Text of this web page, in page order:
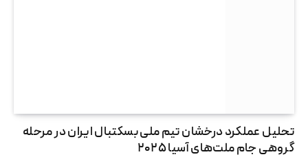
تحلیل عملکرد درخشان تیم ملی بسکتبال ایران در مرحله
گروهی جام ملت‌های آسیا ۲۰۲۵